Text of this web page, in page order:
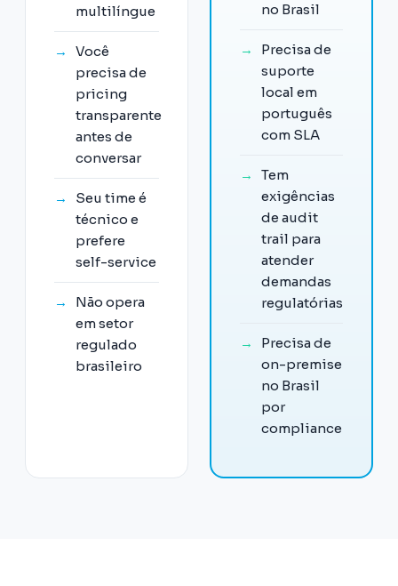
multilíngue
→
Você
precisa de
pricing
transparente
antes de
conversar
→
Seu time é
técnico e
prefere
self-service
→
Não opera
em setor
regulado
brasileiro
no Brasil
→
Precisa de
suporte
local em
português
com SLA
→
Tem
exigências
de audit
trail para
atender
demandas
regulatórias
→
Precisa de
on-premise
no Brasil
por
compliance